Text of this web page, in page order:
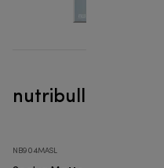
nutribullet® Pro
NB904MASL